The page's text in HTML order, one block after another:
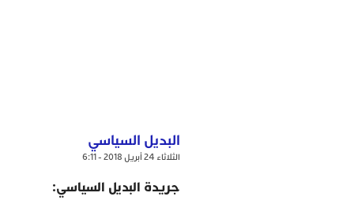
البديل السياسي
الثلاثاء 24 أبريل 2018 - 6:11
جريدة البديل السياسي: